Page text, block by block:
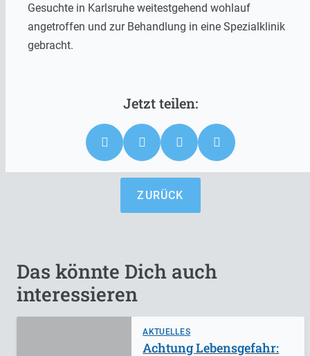
Gesuchte in Karlsruhe weitestgehend wohlauf
angetroffen und zur Behandlung in eine Spezialklinik
gebracht.
ZURÜCK
Das könnte Dich auch
interessieren
AKTUELLES
Achtung Lebensgefahr: